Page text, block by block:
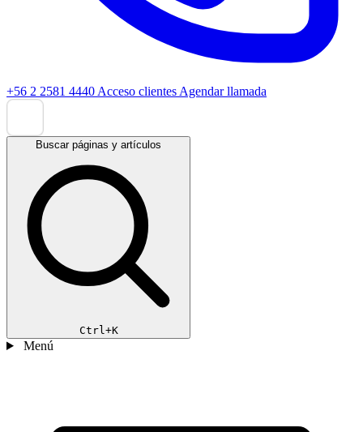
+56 2 2581 4440 Acceso clientes Agendar llamada
Buscar páginas y artículos
Ctrl+K
Menú